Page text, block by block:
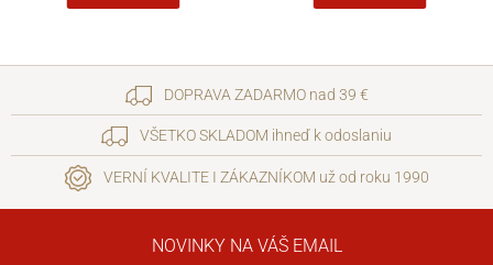
DOPRAVA ZADARMO nad 39 €
VŠETKO SKLADOM ihneď k odoslaniu
VERNÍ KVALITE I ZÁKAZNÍKOM už od roku 1990
NOVINKY NA VÁŠ EMAIL